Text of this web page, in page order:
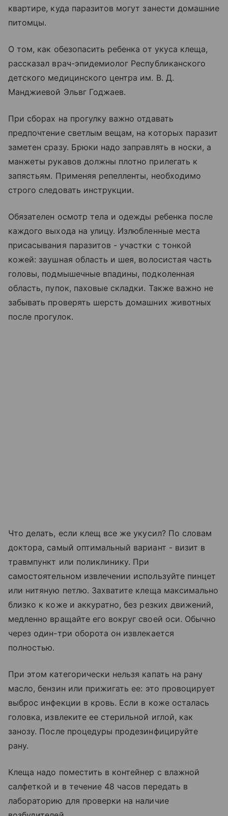
квартире, куда паразитов могут занести домашние
питомцы.
О том, как обезопасить ребенка от укуса клеща,
рассказал врач-эпидемиолог Республиканского
детского медицинского центра им. В. Д.
Манджиевой Эльвг Годжаев.
При сборах на прогулку важно отдавать
предпочтение светлым вещам, на которых паразит
заметен сразу. Брюки надо заправлять в носки, а
манжеты рукавов должны плотно прилегать к
запястьям. Применяя репелленты, необходимо
строго следовать инструкции.
Обязателен осмотр тела и одежды ребенка после
каждого выхода на улицу. Излюбленные места
присасывания паразитов - участки с тонкой
кожей: заушная область и шея, волосистая часть
головы, подмышечные впадины, подколенная
область, пупок, паховые складки. Также важно не
забывать проверять шерсть домашних животных
после прогулок.
Что делать, если клещ все же укусил? По словам
доктора, самый оптимальный вариант - визит в
травмпункт или поликлинику. При
самостоятельном извлечении используйте пинцет
или нитяную петлю. Захватите клеща максимально
близко к коже и аккуратно, без резких движений,
медленно вращайте его вокруг своей оси. Обычно
через один-три оборота он извлекается
полностью.
При этом категорически нельзя капать на рану
масло, бензин или прижигать ее: это провоцирует
выброс инфекции в кровь. Если в коже осталась
головка, извлеките ее стерильной иглой, как
занозу. После процедуры продезинфицируйте
рану.
Клеща надо поместить в контейнер с влажной
салфеткой и в течение 48 часов передать в
лабораторию для проверки на наличие